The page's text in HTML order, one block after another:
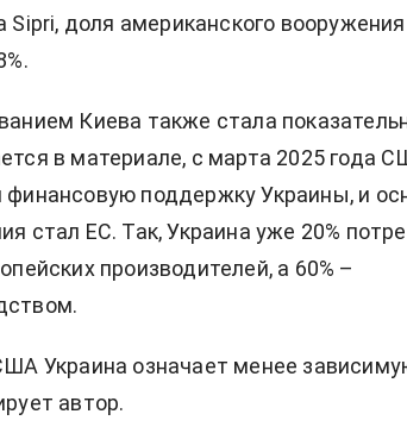
Sipri, доля американского
Киева также стала
в материале, с марта 2025 года
финансовую поддержку Украины, и
стал ЕС. Так, Украина уже 20%
производителей, а 60% –
Украина означает менее
автор.